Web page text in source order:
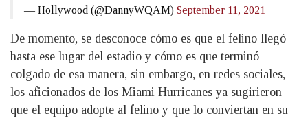
— Hollywood (@DannyWQAM) September 11, 2021
De momento, se desconoce cómo es que el felino llegó
hasta ese lugar del estadio y cómo es que terminó
colgado de esa manera, sin embargo, en redes sociales,
los aficionados de los Miami Hurricanes ya sugirieron
que el equipo adopte al felino y que lo conviertan en su